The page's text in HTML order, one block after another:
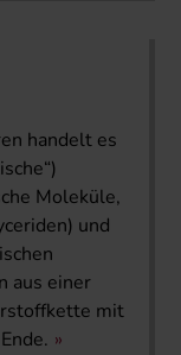
handelt es
Moleküle,
und
aus einer
mit